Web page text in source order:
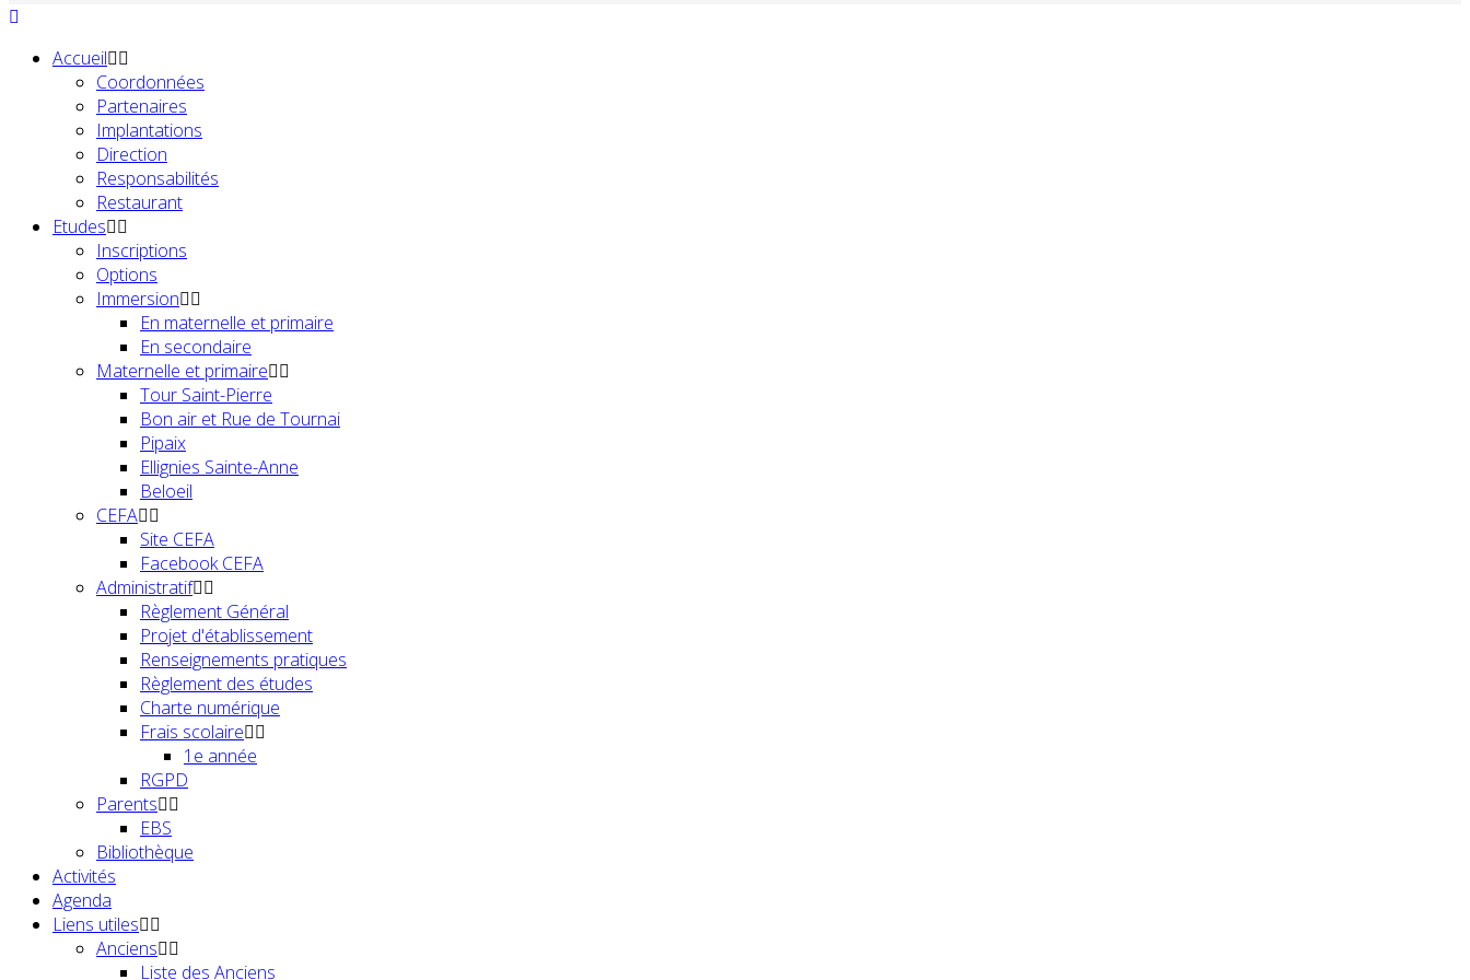
Accueil
Coordonnées
Partenaires
Implantations
Direction
Responsabilités
Restaurant
Etudes
Inscriptions
Options
Immersion
En maternelle et primaire
En secondaire
Maternelle et primaire
Tour Saint-Pierre
Bon air et Rue de Tournai
Pipaix
Ellignies Sainte-Anne
Beloeil
CEFA
Site CEFA
Facebook CEFA
Administratif
Règlement Général
Projet d'établissement
Renseignements pratiques
Règlement des études
Charte numérique
Frais scolaire
1e année
RGPD
Parents
EBS
Bibliothèque
Activités
Agenda
Liens utiles
Anciens
Liste des Anciens